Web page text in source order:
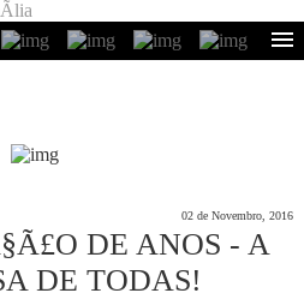
02 de Novembro, 2016
DE ANOS - A
DE TODAS!